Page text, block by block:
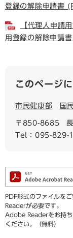
登録の解除申請書
【代理人申請
用登録の解除申請
このページ
市民健康部 国
〒850-8685
Tel：095-829-
PDF形式のファイルを
Readerが必要です。
Adobe Readerをお持ち
ください。（無料）